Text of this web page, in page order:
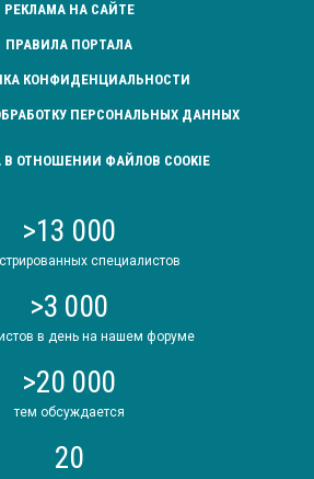
РЕКЛАМА НА САЙТЕ
ПРАВИЛА ПОРТАЛА
КОНФИДЕНЦИАЛЬНОСТИ
ПЕРСОНАЛЬНЫХ ДАННЫХ
ОТНОШЕНИИ ФАЙЛОВ COOKIE
>13 000
специалистов
>3 000
в день на нашем форуме
>20 000
тем обсуждается
20